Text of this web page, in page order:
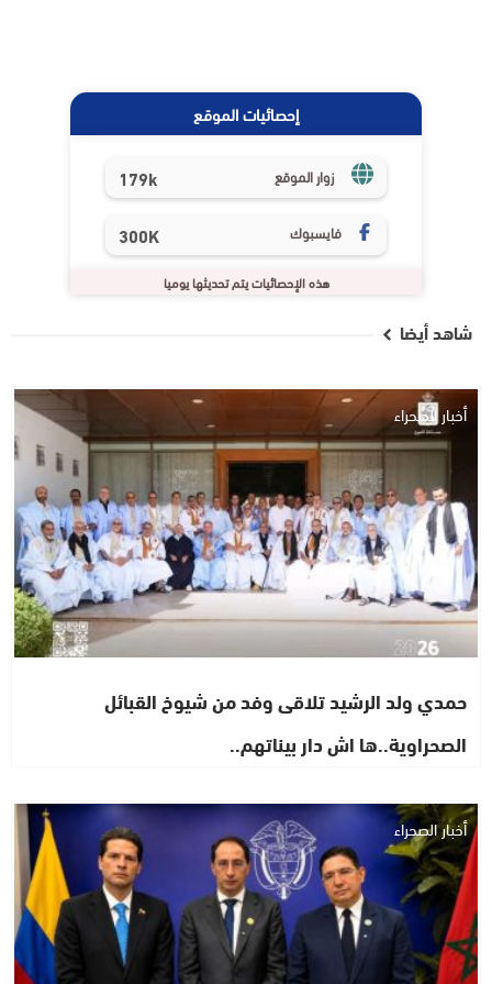
إحصائيات الموقع
زوار الموقع 179k
فايسبوك 300K
هذه الإحصائيات يتم تحديثها يوميا
شاهد أيضا
أخبار الصحراء
حمدي ولد الرشيد تلاقى وفد من شيوخ القبائل
الصحراوية..ها اش دار بيناتهم..
أخبار الصحراء